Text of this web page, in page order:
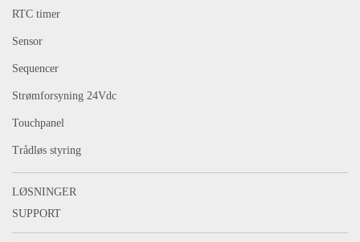
RTC timer
Sensor
Sequencer
Strømforsyning 24Vdc
Touchpanel
Trådløs styring
LØSNINGER
SUPPORT